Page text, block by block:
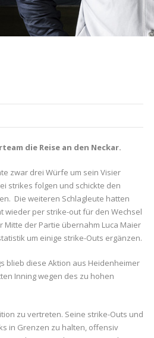
die Reise an den Neckar.
zwar drei Würfe um sein Visier
strikes folgen und schickte den
Die weiteren Schlagleute hatten
wieder per strike-out für den Wechsel
Mitte der Partie übernahm Luca Maier
um einige strike-Outs ergänzen.
blieb diese Aktion aus Heidenheimer
Inning wegen des zu hohen
zu vertreten. Seine strike-Outs und
in Grenzen zu halten, offensiv